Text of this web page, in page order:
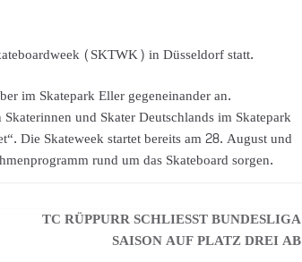
(SKTWK) in Düsseldorf statt.
im Skatepark Eller gegeneinander an.
und Skater Deutschlands im Skatepark
Die Skateweek startet bereits am 28. August und
rund um das Skateboard sorgen.
TC RÜPPURR SCHLIESST BUNDESLIGAS
AISON AUF PLATZ DREI AB